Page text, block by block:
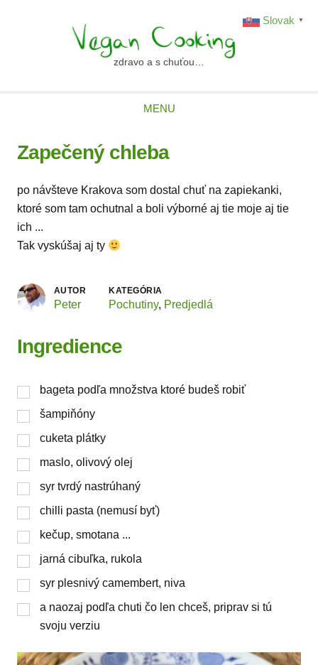
vegancooking.skzdravo a s chuťou…
MENU
Zapečený chleba
po návšteve Krakova som dostal chuť na zapiekanki,
ktoré som tam ochutnal a boli výborné aj tie moje aj tie
ich ...
Tak vyskúšaj aj ty
AUTOR
Peter
KATEGÓRIA
Pochutiny, Predjedlá
Ingredience
bageta podľa množstva ktoré budeš robiť
šampiňóny
cuketa plátky
maslo, olivový olej
syr tvrdý nastrúhaný
chilli pasta (nemusí byť)
kečup, smotana ...
jarná cibuľka, rukola
syr plesnivý camembert, niva
a naozaj podľa chuti čo len chceš, priprav si tú
svoju verziu
Slovak ▼